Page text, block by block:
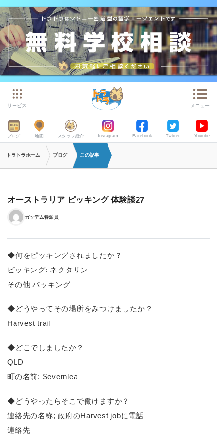
サービス メニュー
ブログ 地図 スタッフ紹介 Instagram Facebook Twitter Youtube
トラトラホーム ブログ この記事
オーストラリア ピッキング 体験談27
ガッデム特派員
◆何をピッキングされましたか？
ピッキング: ネクタリン
その他 パッキング
◆どうやってその場所をみつけましたか？
Harvest trail
◆どこでしましたか？
QLD
町の名前: Severnlea
◆どうやったらそこで働けますか？
連絡先の名称; 政府のHarvest jobに電話
連絡先: